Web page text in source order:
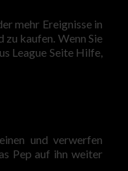
mehr Ereignisse in
kaufen. Wenn Sie
League Seite Hilfe,
und verwerfen
Pep auf ihn weiter